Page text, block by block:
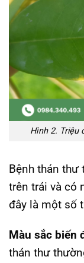
Hình 2. Triệu
Bệnh thán thư
trên trái và có
đây là một số
Màu sắc biến
thán thư